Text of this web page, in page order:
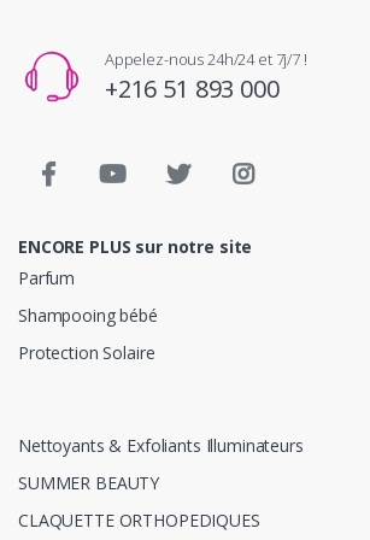
Appelez-nous 24h/24 et 7j/7 !
+216 51 893 000
ENCORE PLUS sur notre site
Parfum
Shampooing bébé
Protection Solaire
Nettoyants & Exfoliants Illuminateurs
SUMMER BEAUTY
CLAQUETTE ORTHOPEDIQUES